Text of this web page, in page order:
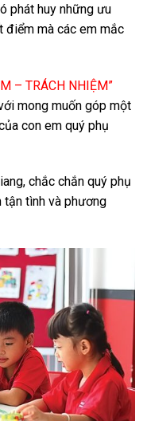
phát huy những ưu
điểm mà các em mắc
– TRÁCH NHIỆM”
mong muốn góp một
con em quý phụ
chắc chắn quý phụ
tình và phương